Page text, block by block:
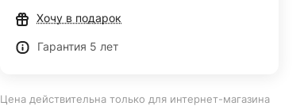
Хочу в подарок
Гарантия 5 лет
Цена действительна только для интернет-магазина